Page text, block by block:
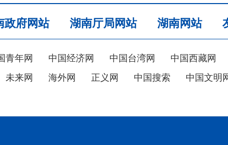
政府网站 湖南厅局网站 湖南网站
青年网 中国经济网 中国台湾网 中国西藏网
未来网 海外网 正义网 中国搜索 中国文明